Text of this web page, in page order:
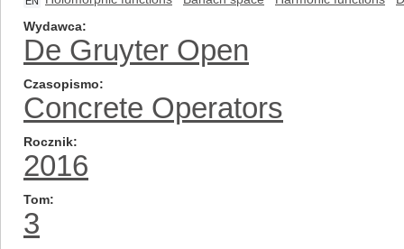
Wydawca
De Gruyter Open
Czasopismo
Concrete Operators
Rocznik
2016
Tom
3